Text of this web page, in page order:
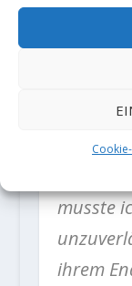
legen.
stabiler
musste
ihrem